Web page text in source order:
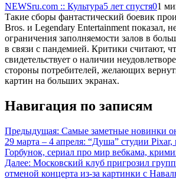
NEWSru.com :: Культура5 лет спустя01
Такие сборы фантастический боевик
Bros. и Legendary Entertainment показал,
ограничения заполняемости залов в
в связи с пандемией. Критики считают,
свидетельствует о наличии
стороны потребителей, желающих
картин на больших экранах.
Навигация по записям
Предыдущая: Самые заметные новинки
29 марта – 4 апреля: “Душа” студии
Горбунок, сериал про мир вебкама,
Далее: Московский клуб пригрозил
отменой концерта из-за картинки с